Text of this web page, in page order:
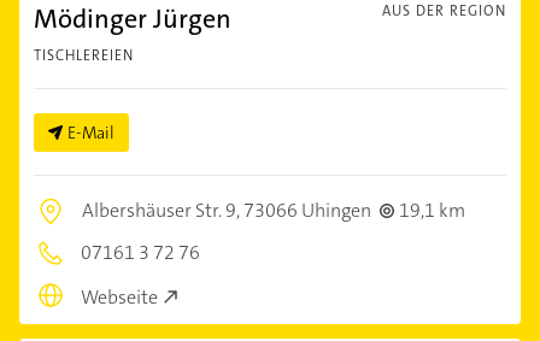
AUS DER REGION
Mödinger Jürgen
TISCHLEREIEN
E-Mail
Albershäuser Str. 9,73066 Uhingen
19,1 km
07161 3 72 76
Webseite